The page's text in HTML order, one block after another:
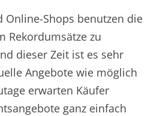
Online-Shops benutzen die
Rekordumsätze zu
dieser Zeit ist es sehr
Angebote wie möglich
erwarten Käufer
ganz einfach